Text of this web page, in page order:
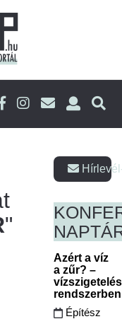
"
Azért a víz
a zűr? –
Építész